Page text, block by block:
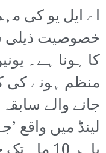
اے ایل یو کی
خصوصیت
کا ہونا ہے۔
منظم ہونے
جانے والے